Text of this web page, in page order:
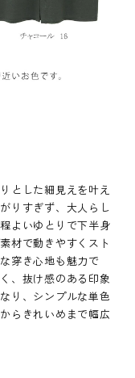
とした細見えを叶え
りすぎず、大人らし
よいゆとりで下半身
材で動きやすくスト
穿き心地も魅力で
、抜け感のある印象
り、シンプルな単色
らきれいめまで幅広